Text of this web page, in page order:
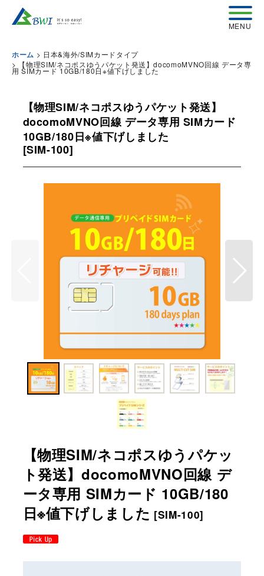
ホーム > 日本&海外/SIMカードタイプ
>
【物理SIM/ネコポスゆうパケット発送】docomoMVNO回線 データ専
用 SIMカード 10GB/180日※値下げしました
【物理SIM/ネコポスゆうパケット発送】
docomoMVNO回線 データ専用 SIMカード
10GB/180日※値下げしました
[SIM-100]
【物理SIM/ネコポスゆうパケッ
ト発送】docomoMVNO回線 デ
ータ専用 SIMカード 10GB/180
日※値下げしました [SIM-100]